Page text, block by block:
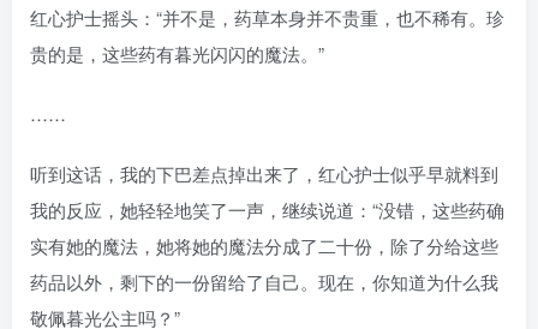
红心护士摇头：“并不是，药草本身并不贵重，也不稀有。珍
贵的是，这些药有暮光闪闪的魔法。”
……
听到这话，我的下巴差点掉出来了，红心护士似乎早就料到
我的反应，她轻轻地笑了一声，继续说道：“没错，这些药确
实有她的魔法，她将她的魔法分成了二十份，除了分给这些
药品以外，剩下的一份留给了自己。现在，你知道为什么我
敬佩暮光公主吗？”